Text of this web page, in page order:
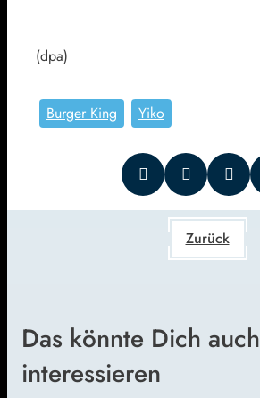
(dpa)
Burger King Yiko
Zurück
Das könnte Dich auch
interessieren